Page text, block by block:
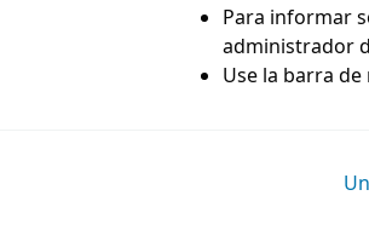
Para informar
administrador
Use la barra